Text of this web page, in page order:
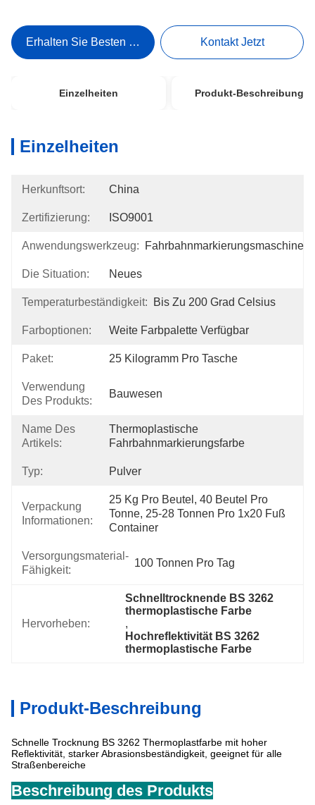
Erhalten Sie Besten Preis Kontakt Jetzt
Einzelheiten Produkt-Beschreibung
Einzelheiten
Herkunftsort: China
Zertifizierung: ISO9001
Anwendungswerkzeug: Fahrbahnmarkierungsmaschine
Die Situation: Neues
Temperaturbeständigkeit: Bis Zu 200 Grad Celsius
Farboptionen: Weite Farbpalette Verfügbar
Paket: 25 Kilogramm Pro Tasche
Verwendung
Des Produkts:
Bauwesen
Name Des
Artikels:
Thermoplastische
Fahrbahnmarkierungsfarbe
Typ: Pulver
Verpackung
Informationen:
25 Kg Pro Beutel, 40 Beutel Pro
Tonne, 25-28 Tonnen Pro 1x20 Fuß
Container
Versorgungsmaterial-
Fähigkeit:
100 Tonnen Pro Tag
Hervorheben:
Schnelltrocknende BS 3262
thermoplastische Farbe
,
Hochreflektivität BS 3262
thermoplastische Farbe
Produkt-Beschreibung
Schnelle Trocknung BS 3262 Thermoplastfarbe mit hoher
Reflektivität, starker Abrasionsbeständigkeit, geeignet für alle
Straßenbereiche
Beschreibung des Produkts